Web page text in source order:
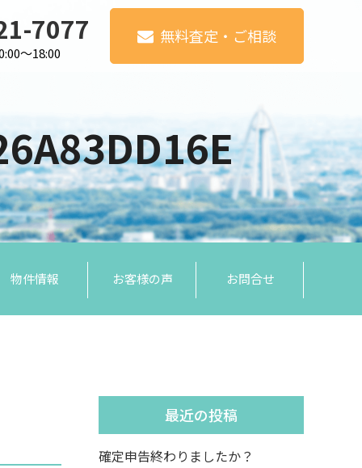
7077
～18:00
無料査定・ご相談
物件情報 お客様の声 お問合せ
最近の投稿
確定申告終わりましたか？